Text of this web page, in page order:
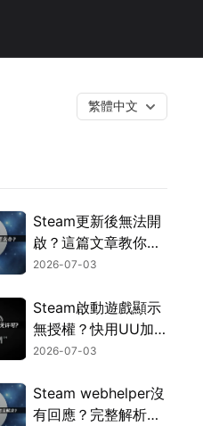
繁體中文
Steam更新後無法開
啟？這篇文章教你用
UU加速器迅速搞
2026-07-03
Steam啟動遊戲顯示
無授權？快用UU加
速器免費提升授權驗
2026-07-03
Steam webhelper沒
有回應？完整解析原